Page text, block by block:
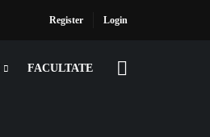
Register Login
FACULTATE